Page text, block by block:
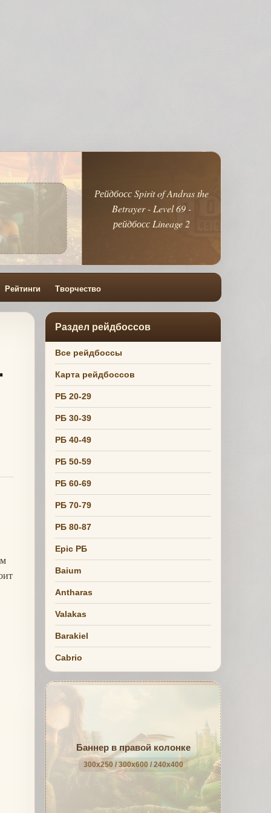
Рейдбосс Spirit of Andras the
Betrayer - Level 69 -
рейдбосс Lineage 2
Рейтинги Творчество
Раздел рейдбоссов
Все рейдбоссы
Карта рейдбоссов
РБ 20-29
РБ 30-39
РБ 40-49
РБ 50-59
РБ 60-69
РБ 70-79
РБ 80-87
Epic РБ
Baium
Antharas
Valakas
Barakiel
Cabrio
Баннер в правой колонке
300x250 / 300x600 / 240x400